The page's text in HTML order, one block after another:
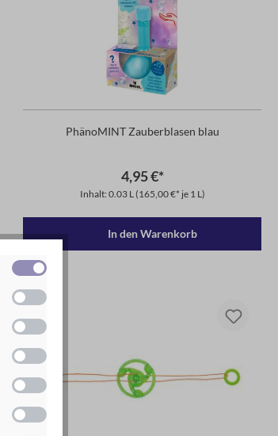
PhänoMINT Zauberblasen blau
4,95 €*
Inhalt: 0.03 L (165,00 €* je 1 L)
In den Warenkorb